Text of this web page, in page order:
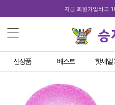
지금 회원가입하고
신상품 베스트 핫세일